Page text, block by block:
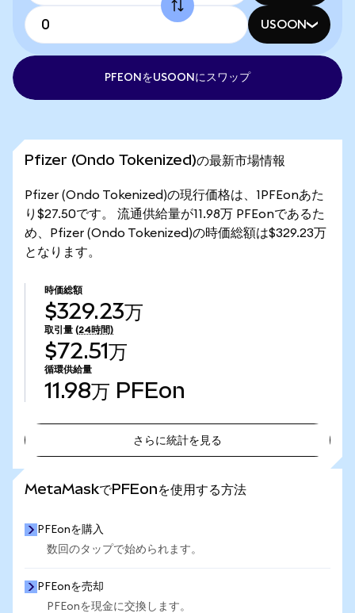
USOON
PFEONをUSOONにスワップ
Pfizer (Ondo Tokenized)の最新市場情報
Pfizer (Ondo Tokenized)の現行価格は、1PFEonあた
り$27.50です。 流通供給量が11.98万 PFEonであるた
め、Pfizer (Ondo Tokenized)の時価総額は$329.23万
となります。
時価総額
$329.23万
取引量 (24時間)
$72.51万
循環供給量
11.98万 PFEon
さらに統計を見る
MetaMaskでPFEonを使用する方法
PFEonを購入
数回のタップで始められます。
PFEonを売却
PFEonを現金に交換します。